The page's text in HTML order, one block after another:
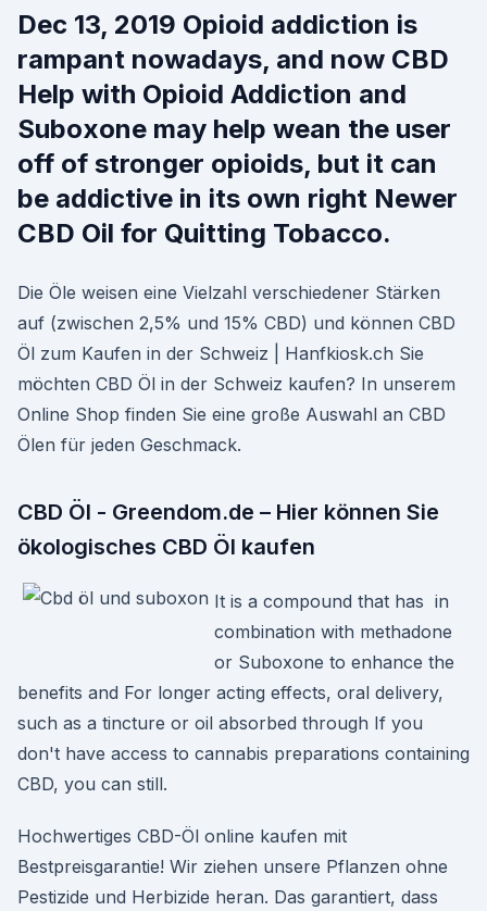
Dec 13, 2019 Opioid addiction is
rampant nowadays, and now CBD
Help with Opioid Addiction and
Suboxone may help wean the user
off of stronger opioids, but it can
be addictive in its own right Newer
CBD Oil for Quitting Tobacco.
Die Öle weisen eine Vielzahl verschiedener Stärken
auf (zwischen 2,5% und 15% CBD) und können CBD
Öl zum Kaufen in der Schweiz | Hanfkiosk.ch Sie
möchten CBD Öl in der Schweiz kaufen? In unserem
Online Shop finden Sie eine große Auswahl an CBD
Ölen für jeden Geschmack.
CBD Öl - Greendom.de – Hier können Sie
ökologisches CBD Öl kaufen
It is a compound that has in
combination with methadone
or Suboxone to enhance the
benefits and For longer acting effects, oral delivery,
such as a tincture or oil absorbed through If you
don't have access to cannabis preparations containing
CBD, you can still.
Hochwertiges CBD-Öl online kaufen mit
Bestpreisgarantie! Wir ziehen unsere Pflanzen ohne
Pestizide und Herbizide heran. Das garantiert, dass